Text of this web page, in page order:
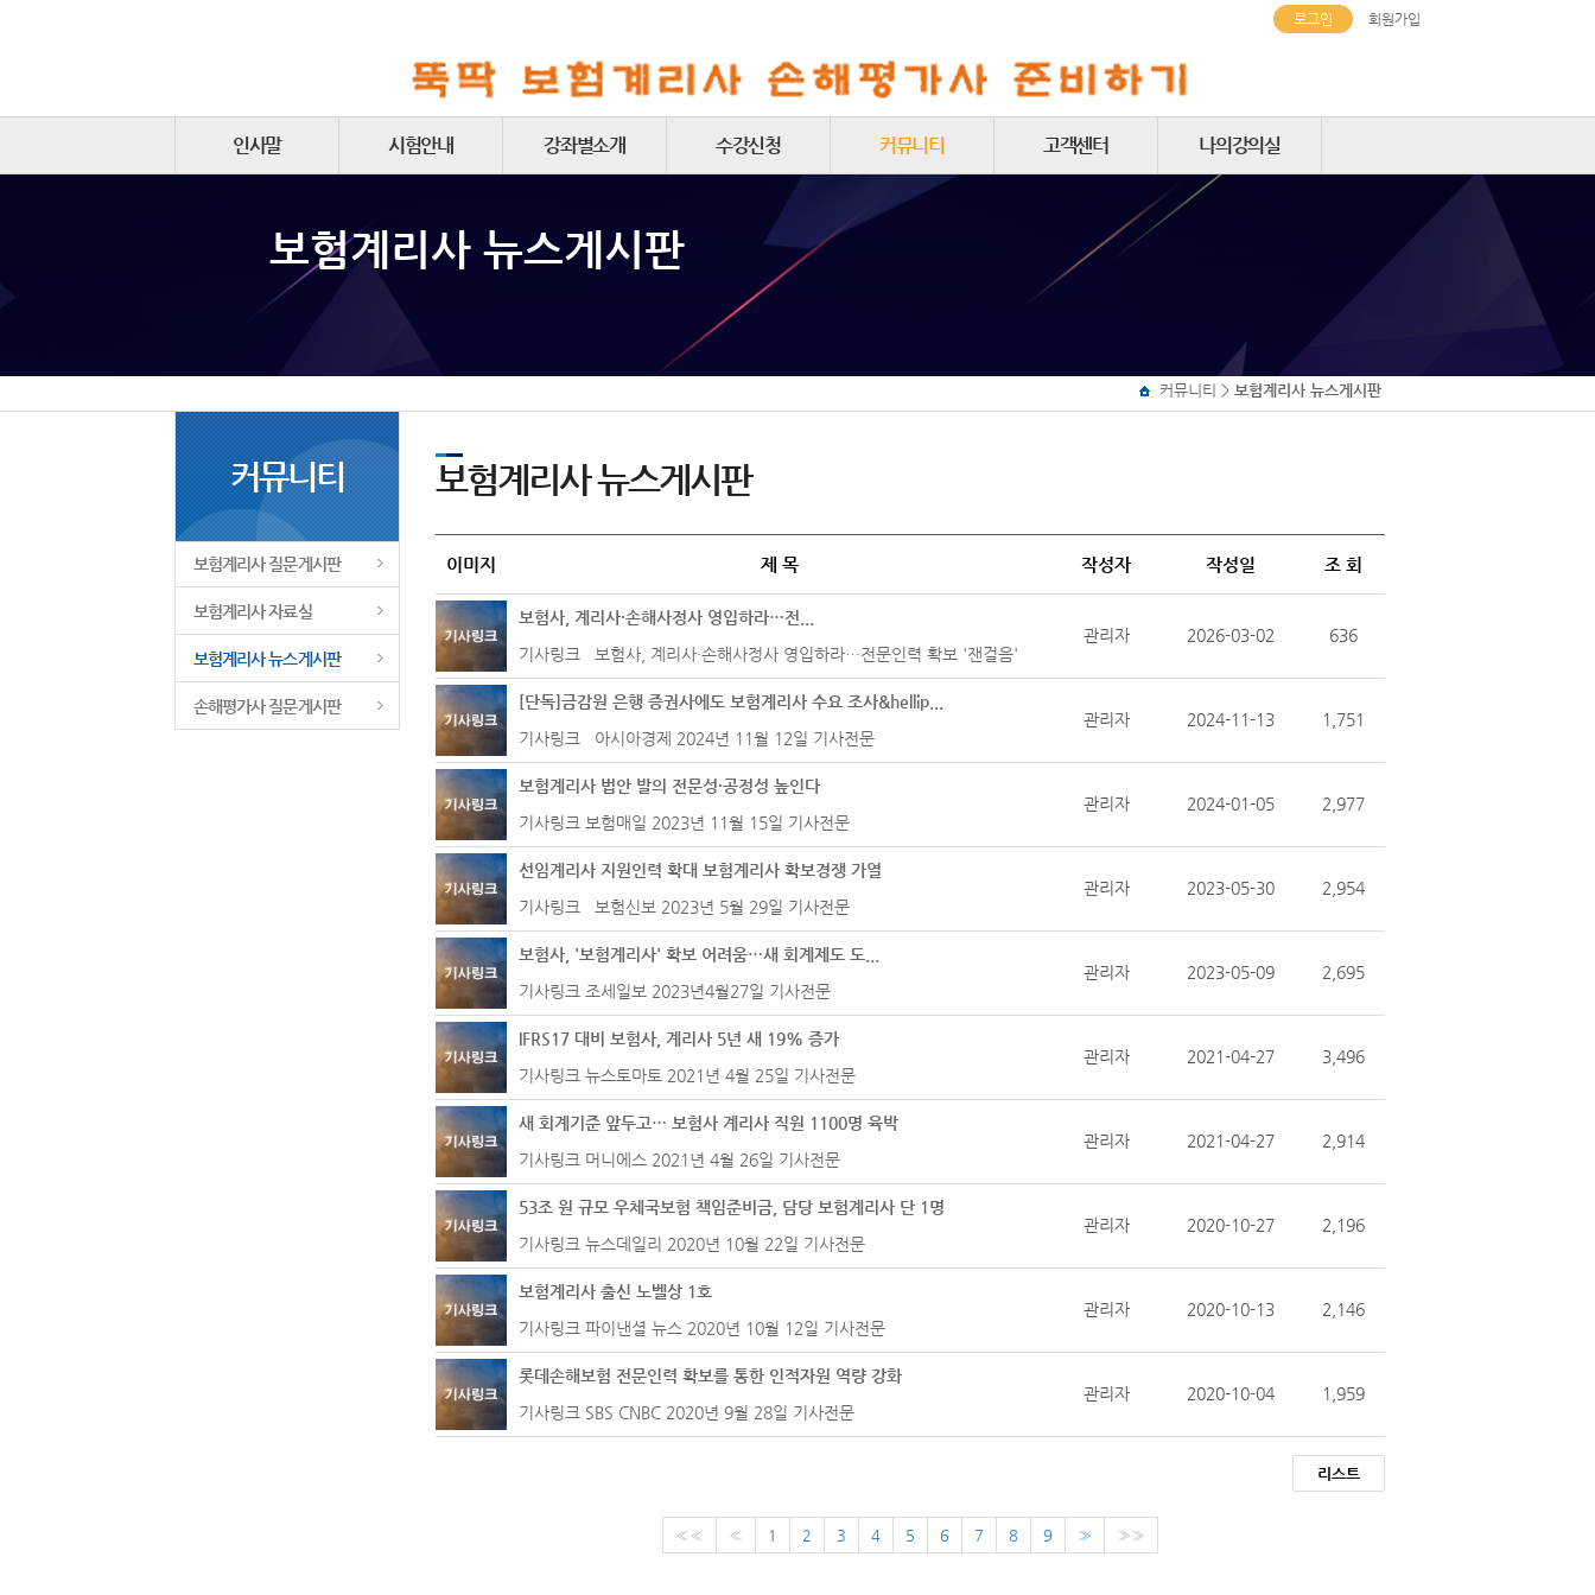
로그인 회원가입
인사말 시험안내
보험계리사 시험제도안내
손해평가사 시험일정안내
손해평가사 시험제도안내
강좌별소개
손해평가 강좌별소개
수강신청
손해평가사 패키지
커뮤니티
보험계리사 질문게시판
고객센터
모바일 이용가이드
나의강의실
학습중인강좌
보험계리사 뉴스게시판
커뮤니티 > 보험계리사 뉴스게시판
커뮤니티
보험계리사 질문게시판
보험계리사 자료실
보험계리사 뉴스게시판
손해평가사 질문게시판
보험계리사 뉴스게시판
이미지 제 목 작성자 작성일 조 회
보험사, 계리사·손해사정사 영입하라…전...
기사링크 보험사, 계리사·손해사정사 영입하라…전문인력 확보 '잰걸음'
관리자 2026-03-02 636
[단독]금감원 은행 증권사에도 보험계리사 수요 조사&hellip...
기사링크 아시아경제 2024년 11월 12일 기사전문
관리자 2024-11-13 1,751
보험계리사 법안 발의 전문성·공정성 높인다
기사링크 보험매일 2023년 11월 15일 기사전문
관리자 2024-01-05 2,977
선임계리사 지원인력 확대 보험계리사 확보경쟁 가열
기사링크 보험신보 2023년 5월 29일 기사전문
관리자 2023-05-30 2,954
보험사, '보험계리사' 확보 어려움…새 회계제도 도...
기사링크 조세일보 2023년4월27일 기사전문
관리자 2023-05-09 2,695
IFRS17 대비 보험사, 계리사 5년 새 19% 증가
기사링크 뉴스토마토 2021년 4월 25일 기사전문
관리자 2021-04-27 3,496
새 회계기준 앞두고… 보험사 계리사 직원 1100명 육박
기사링크 머니에스 2021년 4월 26일 기사전문
관리자 2021-04-27 2,914
53조 원 규모 우체국보험 책임준비금, 담당 보험계리사 단 1명
기사링크 뉴스데일리 2020년 10월 22일 기사전문
관리자 2020-10-27 2,196
보험계리사 출신 노벨상 1호
기사링크 파이낸셜 뉴스 2020년 10월 12일 기사전문
관리자 2020-10-13 2,146
롯데손해보험 전문인력 확보를 통한 인적자원 역량 강화
기사링크 SBS CNBC 2020년 9월 28일 기사전문
관리자 2020-10-04 1,959
리스트
«« « 1 2 3 4 5 6 7 8 9 » »»